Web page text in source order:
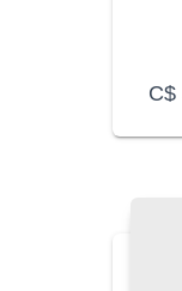
C$